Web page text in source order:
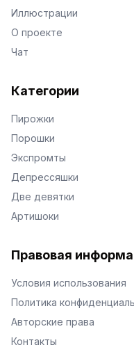
Иллюстрации
О проекте
Чат
Категории
Пирожки
Порошки
Экспромты
Депрессяшки
Две девятки
Артишоки
Правовая
Условия использования
Политика
Авторские права
Контакты